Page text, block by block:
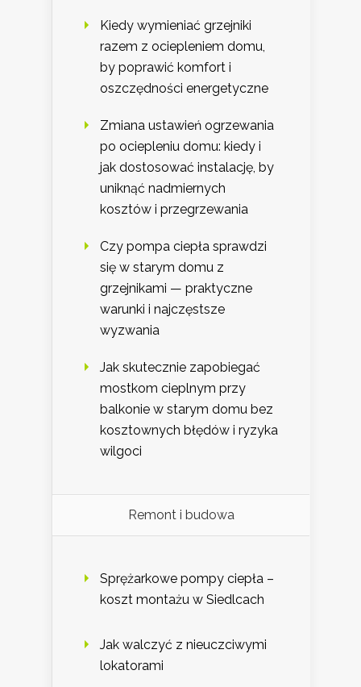
Kiedy wymieniać grzejniki
razem z ociepleniem domu,
by poprawić komfort i
oszczędności energetyczne
Zmiana ustawień ogrzewania
po ociepleniu domu: kiedy i
jak dostosować instalację, by
uniknąć nadmiernych
kosztów i przegrzewania
Czy pompa ciepła sprawdzi
się w starym domu z
grzejnikami — praktyczne
warunki i najczęstsze
wyzwania
Jak skutecznie zapobiegać
mostkom cieplnym przy
balkonie w starym domu bez
kosztownych błędów i ryzyka
wilgoci
Remont i budowa
Sprężarkowe pompy ciepła –
koszt montażu w Siedlcach
Jak walczyć z nieuczciwymi
lokatorami